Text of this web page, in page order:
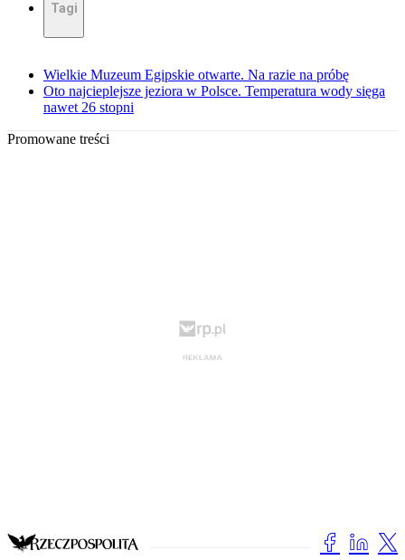
Tagi
Wielkie Muzeum Egipskie otwarte. Na razie na próbę
Oto najcieplejsze jeziora w Polsce. Temperatura wody sięga
nawet 26 stopni
Promowane treści